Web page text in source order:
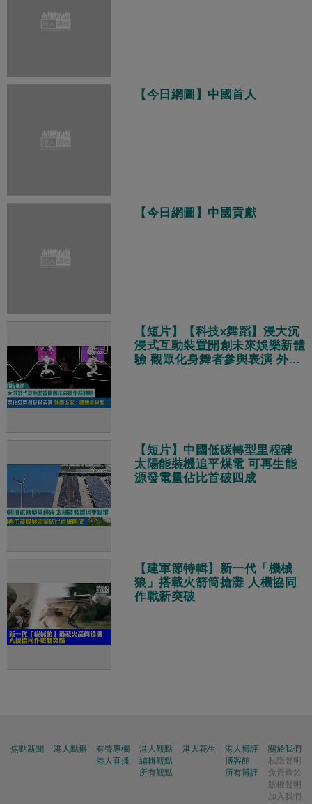
【今日網圖】中國首人
【今日網圖】中國貢獻
【短片】【科技x舞蹈】浸大沉
浸式互動裝置開創未來娛樂新體
驗 觀眾化身舞者參與表演 外國
【短片】中國低碳轉型里程碑
太陽能裝機追平煤電 可再生能
源發電量佔比首破四成
【建軍節特輯】新一代「機械
狼」搭載火箭筒搶灘 人機協同
作戰新突破
焦點新聞 港人點播
有聲專欄
港人直播
港人觀點
編輯觀點
所有觀點
港人花生
港人博評
博客館
所有博評
關於我們
私隱聲明
免責條款
版權聲明
加入我們